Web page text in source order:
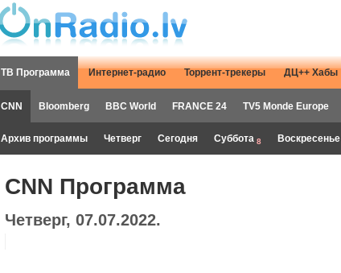
ТВ Программа Интернет-радио Торрент-трекеры ДЦ++ Хабы
CNN Bloomberg BBC World FRANCE 24 TV5 Monde Europe
Архив программы Четверг Сегодня Суббота 8 Воскресенье
CNN Программа
Четверг, 07.07.2022.